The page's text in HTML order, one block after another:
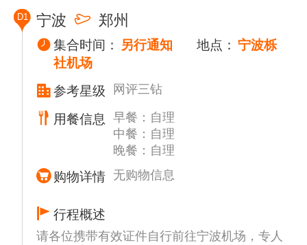
D1 宁波 郑州
集合时间： 另行通知 地点： 宁波栎
社机场
参考星级
网评三钻
用餐信息
早餐：自理
中餐：自理
晚餐：自理
购物详情 无购物信息
行程概述
请各位携带有效证件自行前往宁波机场，专人